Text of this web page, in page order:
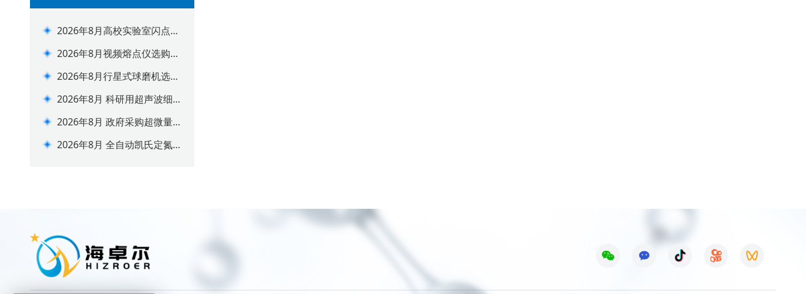
2026年8月高校实验室闪点测
2026年8月视频熔点仪选购攻
2026年8月行星式球磨机选购
2026年8月 科研用超声波细
2026年8月 政府采购超微量
2026年8月 全自动凯氏定氮